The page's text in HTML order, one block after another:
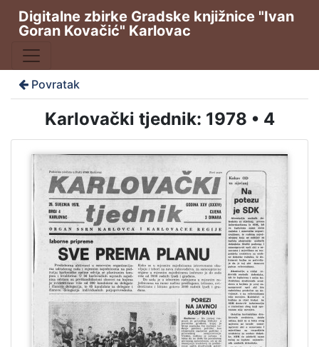
Digitalne zbirke Gradske knjižnice "Ivan
Goran Kovačić" Karlovac
Povratak
Karlovački tjednik: 1978 • 4